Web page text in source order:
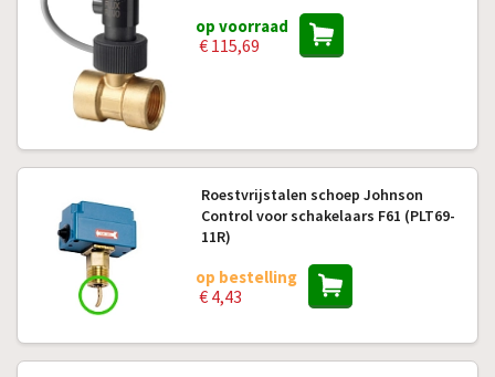
op voorraad
€ 115,69
Roestvrijstalen schoep Johnson
Control voor schakelaars F61 (PLT69-
11R)
op bestelling
€ 4,43